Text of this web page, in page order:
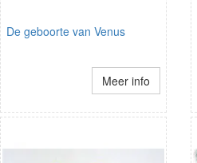
De geboorte van Venus
Meer info